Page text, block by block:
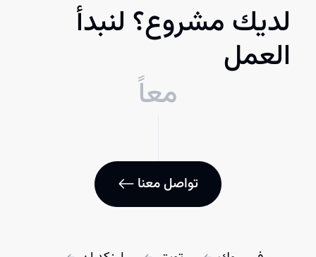
لديك مشروع؟ لنبدأ
العمل
معاً
تواصل معنا